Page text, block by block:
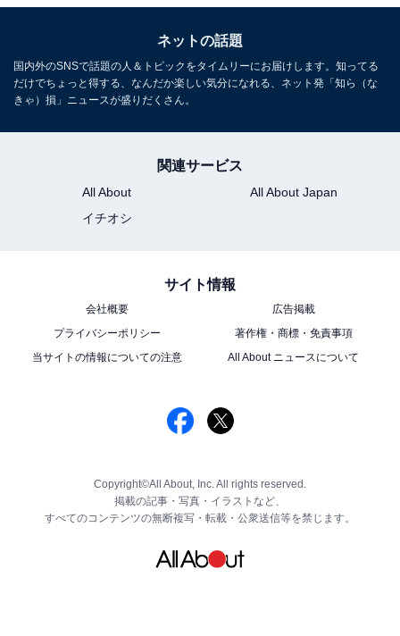
ネットの話題
国内外のSNSで話題の人＆トピックをタイムリーにお届けします。知ってる
だけでちょっと得する、なんだか楽しい気分になれる、ネット発「知ら（な
きゃ）損」ニュースが盛りだくさん。
関連サービス
All About
All About Japan
イチオシ
サイト情報
会社概要
広告掲載
プライバシーポリシー
著作権・商標・免責事項
当サイトの情報についての注意
All About ニュースについて
Copyright©All About, Inc. All rights reserved.
掲載の記事・写真・イラストなど、
すべてのコンテンツの無断複写・転載・公衆送信等を禁じます。